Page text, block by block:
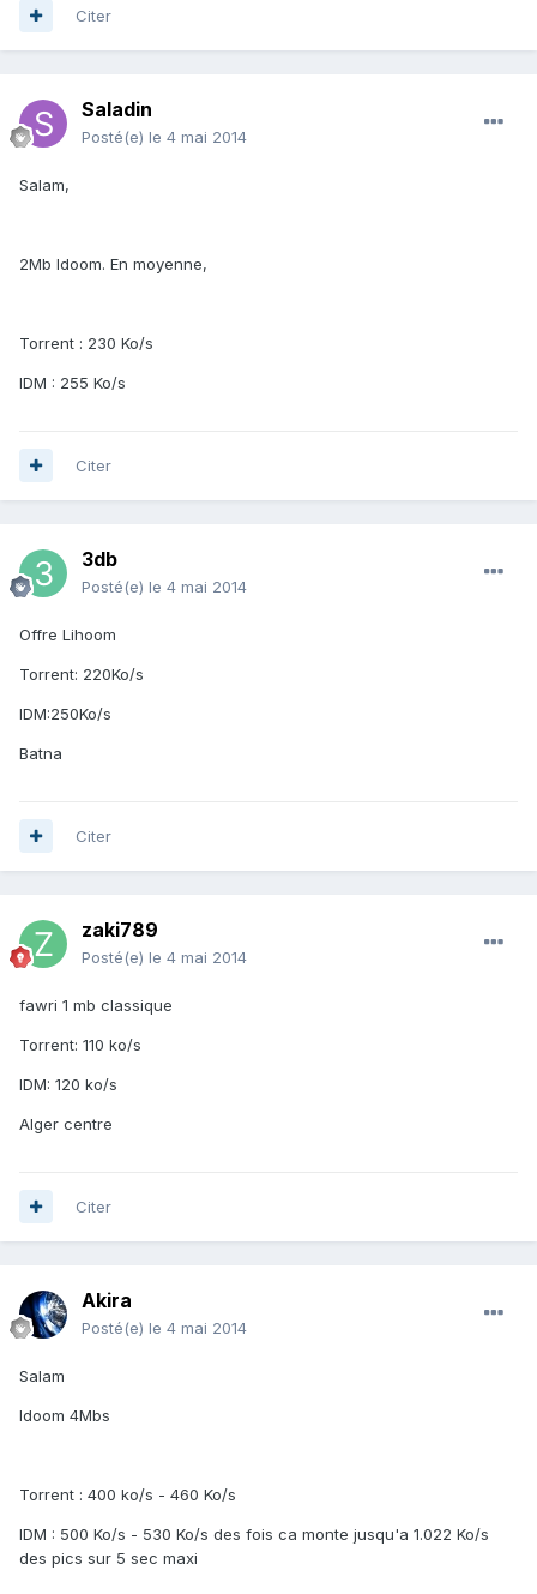
Citer
Saladin
Posté(e) le 4 mai 2014
Salam,
2Mb Idoom. En moyenne,
Torrent : 230 Ko/s
IDM : 255 Ko/s
Citer
3db
Posté(e) le 4 mai 2014
Offre Lihoom
Torrent: 220Ko/s
IDM:250Ko/s
Batna
Citer
zaki789
Posté(e) le 4 mai 2014
fawri 1 mb classique
Torrent: 110 ko/s
IDM: 120 ko/s
Alger centre
Citer
Akira
Posté(e) le 4 mai 2014
Salam
Idoom 4Mbs
Torrent : 400 ko/s - 460 Ko/s
IDM : 500 Ko/s - 530 Ko/s des fois ca monte jusqu'a 1.022 Ko/s
des pics sur 5 sec maxi